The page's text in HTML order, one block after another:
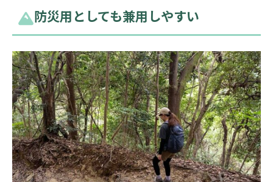
防災用としても兼用しやすい